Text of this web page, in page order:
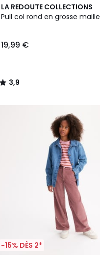
LA REDOUTE COLLECTIONS
Pull col rond en grosse maille
19,99 €
3,9
/ 5
3,9
/
-15% DÈS 2*